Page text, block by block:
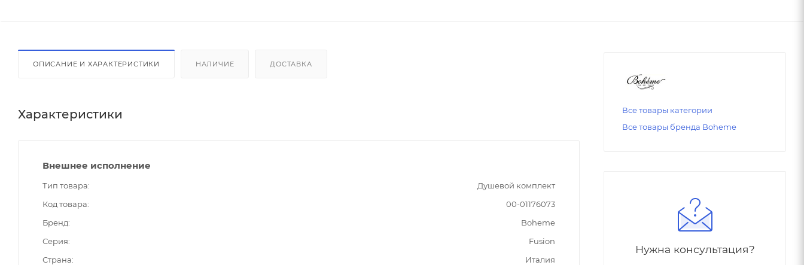
ОПИСАНИЕ И ХАРАКТЕРИСТИКИ НАЛИЧИЕ ДОСТАВКА
Характеристики
Внешнее исполнение
Тип товара
Душевой комплект
Код товара
00-01176073
Бренд
Boheme
Серия
Fusion
Страна
Италия
Все товары категории
Все товары бренда Boheme
Нужна консультация?